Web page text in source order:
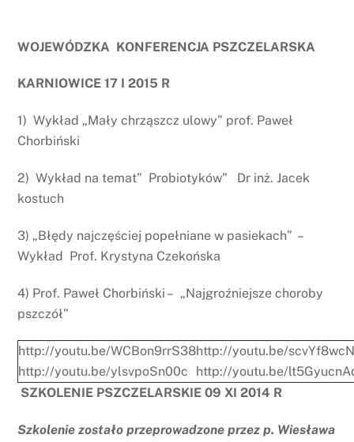
WOJEWÓDZKA KONFERENCJA PSZCZELARSKA
KARNIOWICE 17 I 2015 R
1) Wykład „Mały chrząszcz ulowy” prof. Paweł
Chorbiński
2) Wykład na temat” Probiotyków” Dr inż. Jacek
kostuch
3) „Błędy najczęściej popełniane w pasiekach” –
Wykład Prof. Krystyna Czekońska
4) Prof. Paweł Chorbiński – „Najgroźniejsze choroby
pszczół”
http://youtu.be/WCBon9rrS38http://youtu.be/
http://youtu.be/ylsvpoSn00c
http://youtu.be/
SZKOLENIE PSZCZELARSKIE 09 XI 2014 R
Szkolenie zostało przeprowadzone przez p. Wiesława